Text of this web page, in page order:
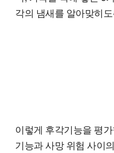
각의 냄새를 알아맞히
이렇게 후각기능을 평
기능과 사망 위험 사이